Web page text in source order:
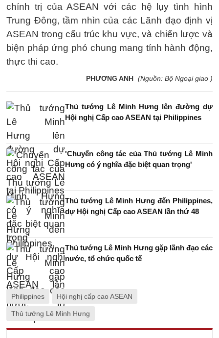
chính trị của ASEAN với các hệ lụy tình hình
Trung Đông, tầm nhìn của các Lãnh đạo định vị
ASEAN trong cấu trúc khu vực, và chiến lược và
biện pháp ứng phó chung mang tính hành động,
thực thi cao.
PHƯƠNG ANH (Nguồn: Bộ Ngoại giao )
Thủ tướng Lê Minh Hưng lên đường dự
Hội nghị Cấp cao ASEAN tại Philippines
'Chuyến công tác của Thủ tướng Lê Minh
Hưng có ý nghĩa đặc biệt quan trọng'
Thủ tướng Lê Minh Hưng đến Philippines,
dự Hội nghị Cấp cao ASEAN lần thứ 48
Thủ tướng Lê Minh Hưng gặp lãnh đạo các
nước, tổ chức quốc tế
Philippines Hội nghị cấp cao ASEAN
Thủ tướng Lê Minh Hưng